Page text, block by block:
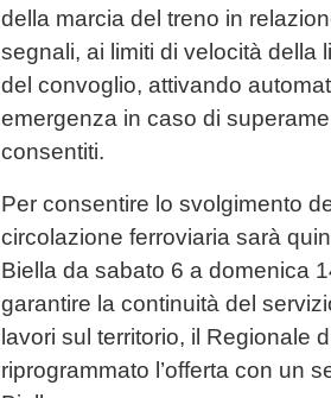
della marcia del treno in
segnali, ai limiti di velocità della
del convoglio, attivando
emergenza in caso di
consentiti.
Per consentire lo svolgimento
circolazione ferroviaria sarà
Biella da sabato 6 a domenica
garantire la continuità del
lavori sul territorio, il Regionale
riprogrammato l’offerta con un